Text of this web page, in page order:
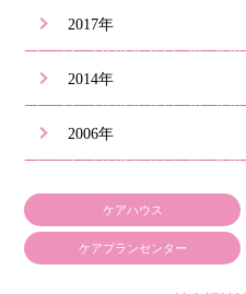
2017年
2014年
2006年
ケアハウス
ケアプランセンター